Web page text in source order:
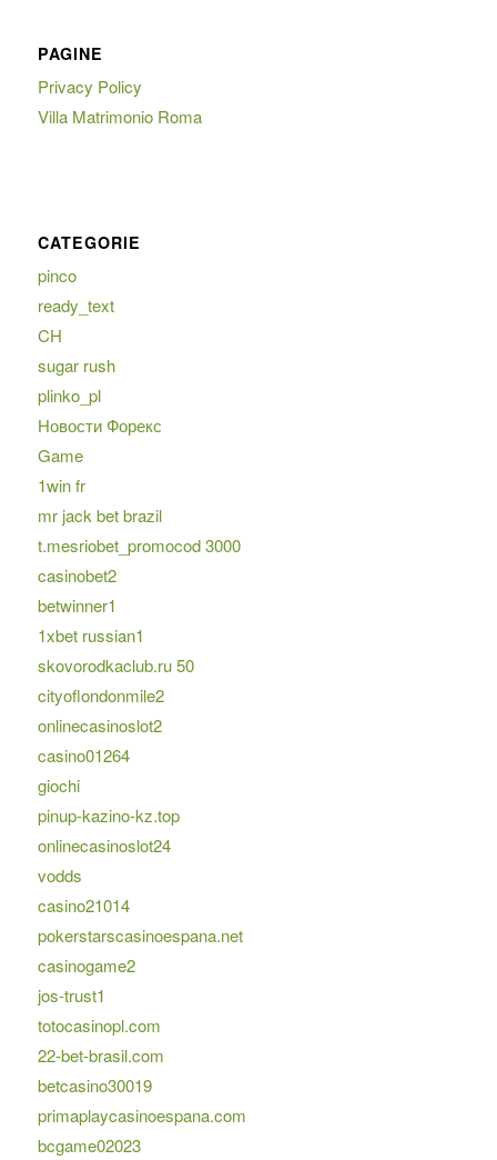
PAGINE
Privacy Policy
Villa Matrimonio Roma
CATEGORIE
pinco
ready_text
CH
sugar rush
plinko_pl
Новости Форекс
Game
1win fr
mr jack bet brazil
t.mesriobet_promocod 3000
casinobet2
betwinner1
1xbet russian1
skovorodkaclub.ru 50
cityoflondonmile2
onlinecasinoslot2
casino01264
giochi
pinup-kazino-kz.top
onlinecasinoslot24
vodds
casino21014
pokerstarscasinoespana.net
casinogame2
jos-trust1
totocasinopl.com
22-bet-brasil.com
betcasino30019
primaplaycasinoespana.com
bcgame02023